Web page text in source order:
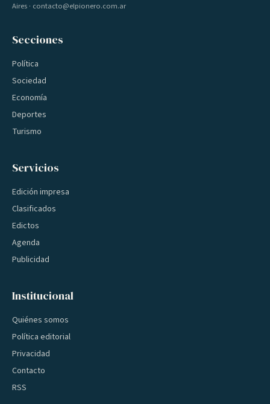
Aires · contacto@elpionero.com.ar
Secciones
Política
Sociedad
Economía
Deportes
Turismo
Servicios
Edición impresa
Clasificados
Edictos
Agenda
Publicidad
Institucional
Quiénes somos
Política editorial
Privacidad
Contacto
RSS